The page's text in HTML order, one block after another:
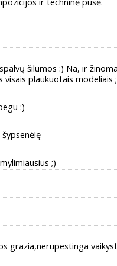
šilumos :) Na, ir
plaukuotais modeliais
:)
;)
grazia,nerupestinga